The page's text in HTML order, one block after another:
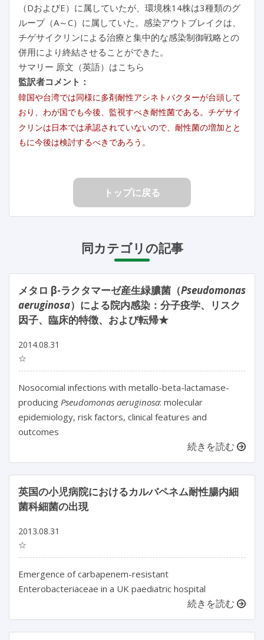
（DおよびE）に属していたが、環境株14株は3種類のグ
ループ（A～C）に属していた。感染アウトブレイクは、
チゲサイクリンによる治療と集中的な感染制御戦略との
併用により終結させることができた。
サマリー 原文（英語）はこちら
監訳者コメント：
韓国や台湾では同様に多剤耐性アシネトバクターが台頭して
おり、わが国でも今後、監視すべき耐性菌である。チゲサイ
クリンは日本では承認されていないので、耐性菌の増加とと
もに今後は検討するべきであろう。
トップに戻る
同カテゴリの記事
メタロ β-ラクタマーゼ産生緑膿菌（Pseudomonas
aeruginosa）による院内感染：分子疫学、リスク
因子、臨床的特徴、および転帰★
2014.08.31
☆
Nosocomial infections with metallo-beta-lactamase-
producing Pseudomonas aeruginosa: molecular
epidemiology, risk factors, clinical features and
outcomes
続きを読む
英国の小児病院におけるカルバペネム耐性腸内細
菌科細菌の出現
2013.08.31
☆
Emergence of carbapenem-resistant
Enterobacteriaceae in a UK paediatric hospital
続きを読む